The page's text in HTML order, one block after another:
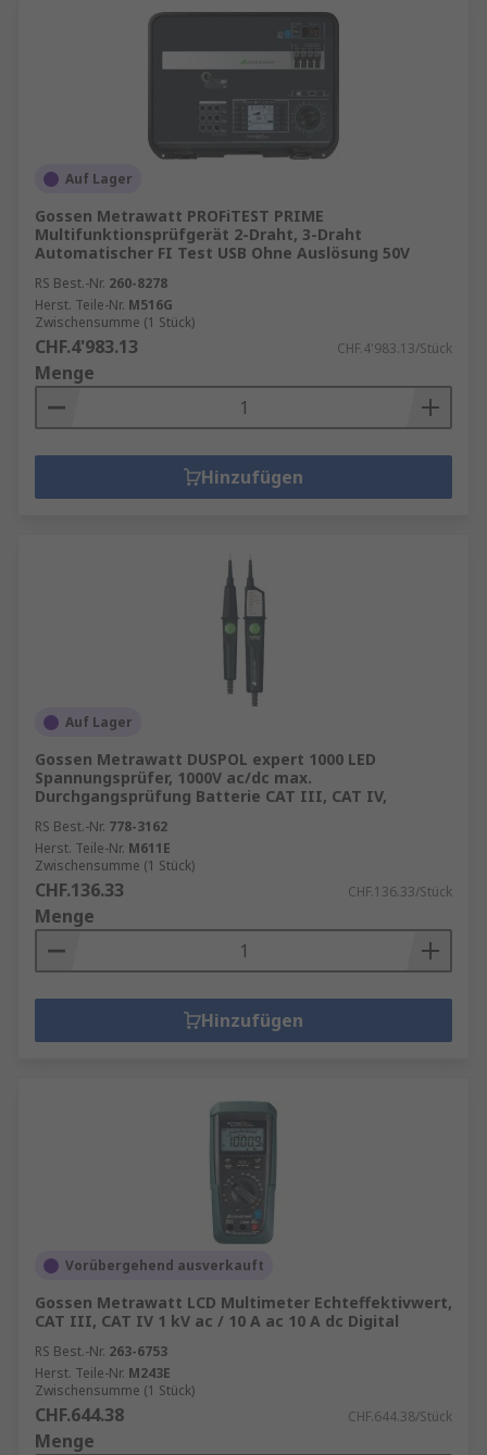
Auf Lager
Gossen Metrawatt PROFiTEST PRIME
Multifunktionsprüfgerät 2-Draht, 3-Draht
Automatischer FI Test USB Ohne Auslösung 50V
RS Best.-Nr. 260-8278
Herst. Teile-Nr. M516G
Zwischensumme (1 Stück)
CHF.4'983.13 CHF.4'983.13/Stück
Menge
Hinzufügen
Auf Lager
Gossen Metrawatt DUSPOL expert 1000 LED
Spannungsprüfer, 1000V ac/dc max.
Durchgangsprüfung Batterie CAT III, CAT IV,
RS Best.-Nr. 778-3162
Herst. Teile-Nr. M611E
Zwischensumme (1 Stück)
CHF.136.33 CHF.136.33/Stück
Menge
Hinzufügen
Vorübergehend ausverkauft
Gossen Metrawatt LCD Multimeter Echteffektivwert,
CAT III, CAT IV 1 kV ac / 10 A ac 10 A dc Digital
RS Best.-Nr. 263-6753
Herst. Teile-Nr. M243E
Zwischensumme (1 Stück)
CHF.644.38 CHF.644.38/Stück
Menge